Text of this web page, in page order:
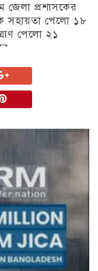
জেলা প্রশাসকের
সহায়তা পেলো ১৮
পেলো ২১